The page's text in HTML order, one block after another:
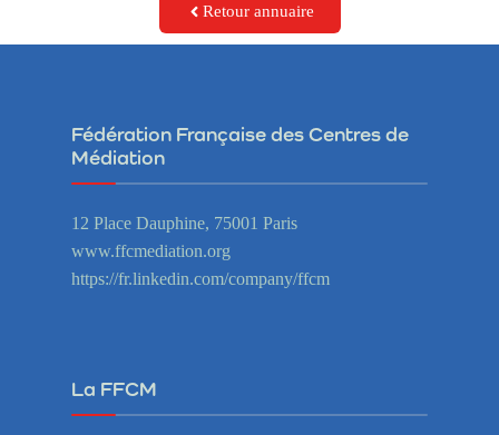
Retour annuaire
Fédération Française des Centres de
Médiation
12 Place Dauphine, 75001 Paris
www.ffcmediation.org
https://fr.linkedin.com/company/ffcm
La FFCM